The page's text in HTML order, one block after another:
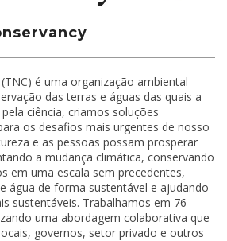
é uma organização ambiental
das terras e águas das quais a
ciência, criamos soluções
os desafios mais urgentes de nosso
e as pessoas possam prosperar
a mudança climática, conservando
em uma escala sem precedentes,
água de forma sustentável e ajudando
sustentáveis. Trabalhamos em 76
uma abordagem colaborativa que
governos, setor privado e outros